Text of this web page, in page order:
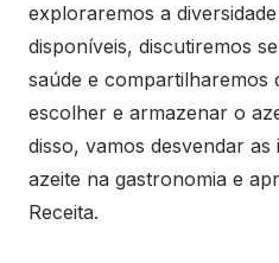
exploraremos a
disponíveis, discutiremos
saúde e compartilharemos
escolher e armazenar o
disso, vamos desvendar as
azeite na gastronomia e
Receita.